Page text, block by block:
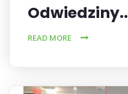
Odwiedziny..
READ MORE